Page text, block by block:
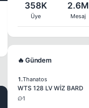
358K
Üye
2.6M
Mesaj
🔥 Gündem
1.Thanatos
WTS 128 LV WİZ BARD
1